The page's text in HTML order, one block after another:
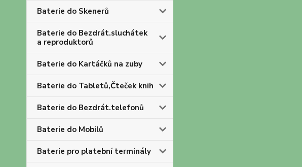
Baterie do Skenerů
Baterie do Bezdrát.sluchátek
a reproduktorů
Baterie do Kartáčků na zuby
Baterie do Tabletů,Čteček knih
Baterie do Bezdrát.telefonů
Baterie do Mobilů
Baterie pro platební terminály